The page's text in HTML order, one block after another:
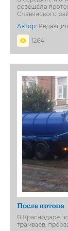
освещала
Славянского
Автор:
1264
После потопа
В Краснодаре
трамваев,